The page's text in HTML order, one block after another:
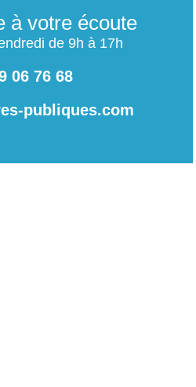
à votre écoute
de 9h à 17h
06 76 68
publiques.com